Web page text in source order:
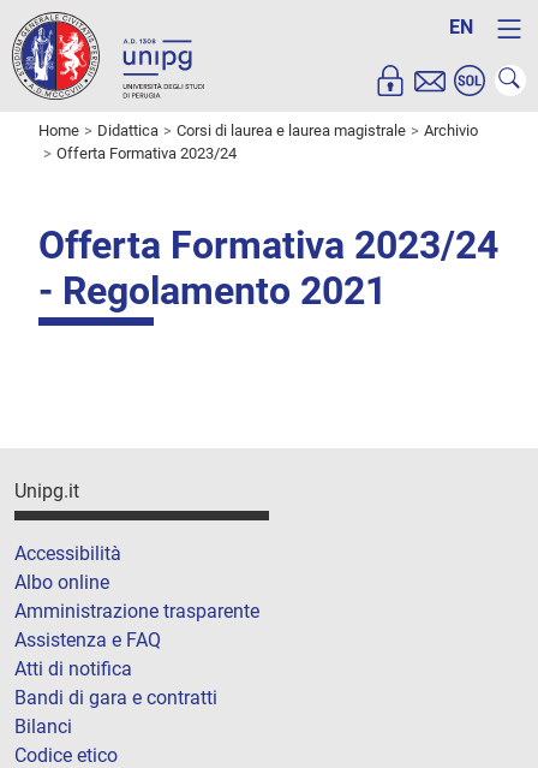
EN
Home Didattica Corsi di laurea e laurea magistrale
Archivio
Offerta Formativa 2023/24
Offerta Formativa 2023/24
- Regolamento 2021
Unipg.it
Accessibilità
Albo online
Amministrazione trasparente
Assistenza e FAQ
Atti di notifica
Bandi di gara e contratti
Bilanci
Codice etico